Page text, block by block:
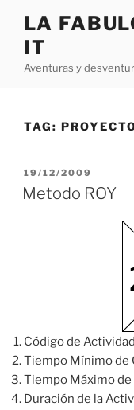
content
LA
IT
Aventuras y
TAG:
POSTED
ON
19/12/2009
Metodo ROY
Código de Actividad
Tiempo Mínimo de
Tiempo Máximo
Duración de la